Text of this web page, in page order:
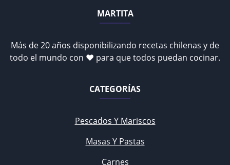
MARTITA
Más de 20 años disponibilizando recetas chilenas y de
todo el mundo con ♥ para que todos puedan cocinar.
CATEGORÍAS
Pescados Y Mariscos
Masas Y Pastas
Carnes